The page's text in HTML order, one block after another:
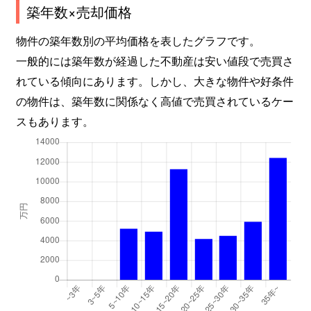
築年数×売却価格
物件の築年数別の平均価格を表したグラフです。
一般的には築年数が経過した不動産は安い値段で売買さ
れている傾向にあります。しかし、大きな物件や好条件
の物件は、築年数に関係なく高値で売買されているケー
スもあります。